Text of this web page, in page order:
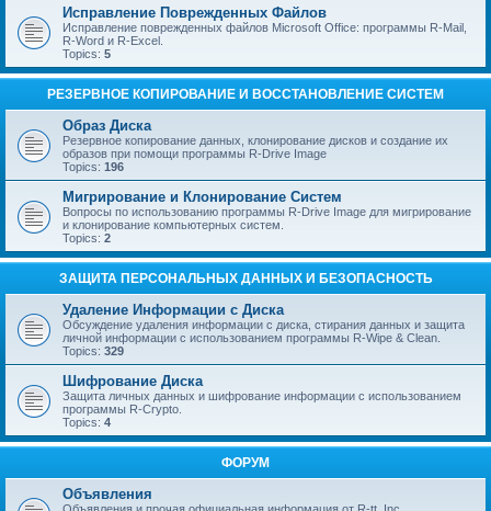
Исправление Поврежденных Файлов
Исправление поврежденных файлов Microsoft Office: программы R-Mail,
R-Word и R-Excel.
Topics: 5
РЕЗЕРВНОЕ КОПИРОВАНИЕ И ВОССТАНОВЛЕНИЕ СИСТЕМ
Образ Диска
Резервное копирование данных, клонирование дисков и создание их
образов при помощи программы R-Drive Image
Topics: 196
Мигрирование и Клонирование Систем
Вопросы по использованию программы R-Drive Image для мигрирование
и клонирование компьютерных систем.
Topics: 2
ЗАЩИТА ПЕРСОНАЛЬНЫХ ДАННЫХ И БЕЗОПАСНОСТЬ
Удаление Информации с Диска
Обсуждение удаления информации с диска, стирания данных и защита
личной информации с использованием программы R-Wipe & Clean.
Topics: 329
Шифрование Диска
Защита личных данных и шифрование информации с использованием
программы R-Crypto.
Topics: 4
ФОРУМ
Объявления